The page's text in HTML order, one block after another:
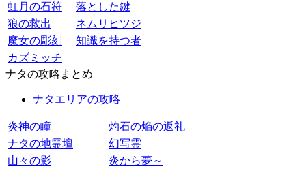
虹月の石符
落とした鍵
狼の救出
ネムリヒツジ
魔女の彫刻
知識を持つ者
カズミッチ
ナタの攻略まとめ
ナタエリアの攻略
炎神の瞳
灼石の焔の返礼
ナタの地霊壇
幻写霊
山々の影
炎から夢～